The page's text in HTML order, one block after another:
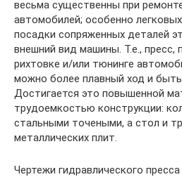
весьма существенны при
автомобилей; особенно
посадки сопряженных деталей
внешний вид машины. Т.е., пресс,
рихтовке и/или тюнинге
можно более плавный ход и
Достигается это повышенной
трудоемкостью конструкции:
стальными точеными, а стол и
металлических плит.
Чертежи гидравлического